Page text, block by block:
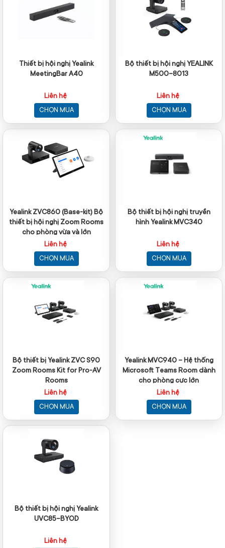
Thiết bị hội nghị Yealink
MeetingBar A40
Liên hệ
CHỌN MUA
Bộ thiết bị hội nghị YEALINK
M500-8013
Liên hệ
CHỌN MUA
Yealink ZVC860 (Base-kit) Bộ
thiết bị hội nghị Zoom Rooms
cho phòng vừa và lớn
Liên hệ
CHỌN MUA
Bộ thiết bị hội nghị truyền
hình Yealink MVC340
Liên hệ
CHỌN MUA
Bộ thiết bị Yealink ZVC S90
Zoom Rooms Kit for Pro-AV
Rooms
Liên hệ
CHỌN MUA
Yealink MVC940 – Hệ thống
Microsoft Teams Room dành
cho phòng cực lớn
Liên hệ
CHỌN MUA
Bộ thiết bị hội nghị Yealink
UVC85-BYOD
Liên hệ